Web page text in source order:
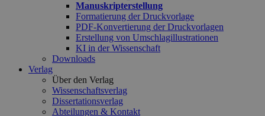
Manuskripterstellung
Formatierung der Druckvorlage
PDF-Konvertierung der Druckvorlagen
Erstellung von Umschlagillustrationen
KI in der Wissenschaft
Downloads
Verlag
Über den Verlag
Wissenschaftsverlag
Dissertationsverlag
Abteilungen & Kontakt